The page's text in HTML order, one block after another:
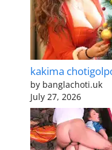
kakima chotigolpo
by banglachoti.uk
July 27, 2026